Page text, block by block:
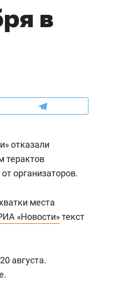
в
отказали
терактов
организаторов.
места
«Новости»текст
августа.
мастеров
налогах и развитии без
Рекомендуем
Наседкина: «Ремонт
с мебелью за 2